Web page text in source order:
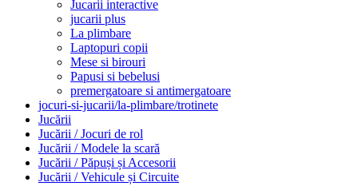
Jucarii interactive
jucarii plus
La plimbare
Laptopuri copii
Mese si birouri
Papusi si bebelusi
premergatoare si antimergatoare
jocuri-si-jucarii/la-plimbare/trotinete
Jucării
Jucării / Jocuri de rol
Jucării / Modele la scară
Jucării / Păpuși și Accesorii
Jucării / Vehicule și Circuite